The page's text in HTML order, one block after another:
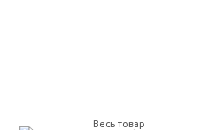
Весь товар